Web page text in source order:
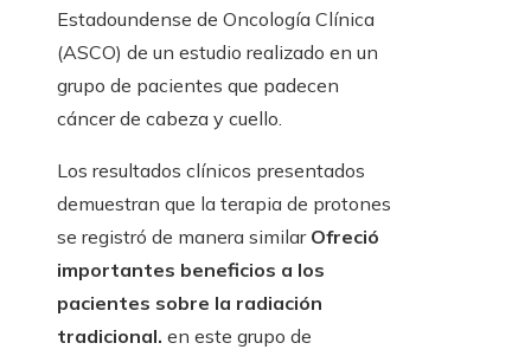
Estadoundense de Oncología Clínica
(ASCO) de un estudio realizado en un
grupo de pacientes que padecen
cáncer de cabeza y cuello.
Los resultados clínicos presentados
demuestran que la terapia de protones
se registró de manera similar Ofreció
importantes beneficios a los
pacientes sobre la radiación
tradicional. en este grupo de